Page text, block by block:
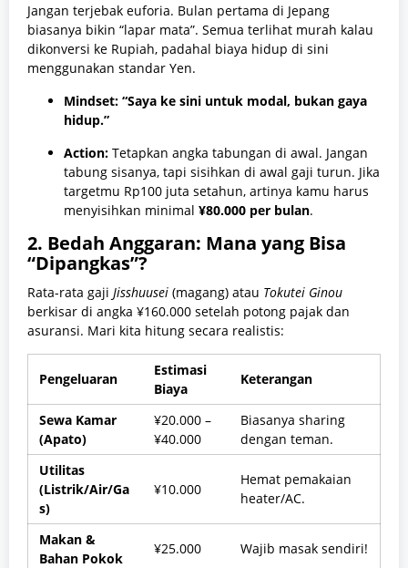
Jangan terjebak euforia. Bulan pertama di Jepang
biasanya bikin “lapar mata”. Semua terlihat murah kalau
dikonversi ke Rupiah, padahal biaya hidup di sini
menggunakan standar Yen.
Mindset: “Saya ke sini untuk modal, bukan gaya
hidup.”
Action: Tetapkan angka tabungan di awal. Jangan
tabung sisanya, tapi sisihkan di awal gaji turun. Jika
targetmu Rp100 juta setahun, artinya kamu harus
menyisihkan minimal ¥80.000 per bulan.
2. Bedah Anggaran: Mana yang Bisa
“Dipangkas”?
Rata-rata gaji Jisshuusei (magang) atau Tokutei Ginou
berkisar di angka ¥160.000 setelah potong pajak dan
asuransi. Mari kita hitung secara realistis:
Pengeluaran
Estimasi
Biaya
Keterangan
Sewa Kamar
(Apato)
¥20.000 –
¥40.000
Biasanya sharing
dengan teman.
Utilitas
(Listrik/Air/Ga
s)
¥10.000
Hemat pemakaian
heater/AC.
Makan &
Bahan Pokok
¥25.000 Wajib masak sendiri!